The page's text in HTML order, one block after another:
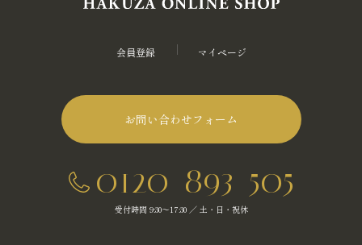
会員登録 マイページ
お問い合わせフォーム
0120-893-505
受付時間 9:30～17:30 ／ 土・日・祝休